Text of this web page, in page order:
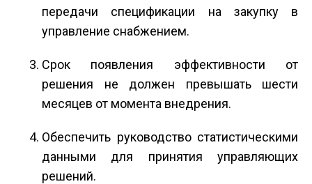
передачи спецификации на закупку в
управление снабжением.
Срок появления эффективности от
решения не должен превышать шести
месяцев от момента внедрения.
Обеспечить руководство статистическими
данными для принятия управляющих
решений.